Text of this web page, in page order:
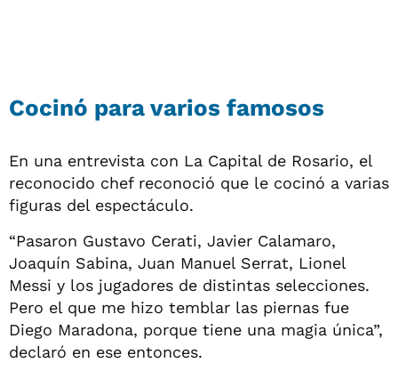
Cocinó para varios famosos
En una entrevista con La Capital de Rosario, el
reconocido chef reconoció que le cocinó a varias
figuras del espectáculo.
“Pasaron Gustavo Cerati, Javier Calamaro,
Joaquín Sabina, Juan Manuel Serrat, Lionel
Messi y los jugadores de distintas selecciones.
Pero el que me hizo temblar las piernas fue
Diego Maradona, porque tiene una magia única”,
declaró en ese entonces.